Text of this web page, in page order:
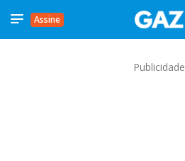
Assine
Publicidade